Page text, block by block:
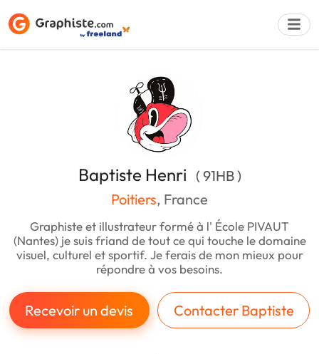
Baptiste Henri ( 91HB )
Poitiers, France
Graphiste et illustrateur formé à l' École PIVAUT
(Nantes) je suis friand de tout ce qui touche le domaine
visuel, culturel et sportif. Je ferais de mon mieux pour
répondre à vos besoins.
Recevoir un devis Contacter Baptiste